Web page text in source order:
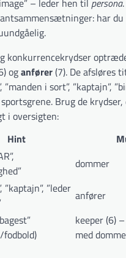
– leder hen til persona
har du
konkurrencekrydser
oganfører(7). De afsløres
”manden i sort”, ”kaptajn”,
Brug de
i oversigten:
Hint
dommer
”kaptajn”, ”leder anfører
fodbold)
keeper (6)
med